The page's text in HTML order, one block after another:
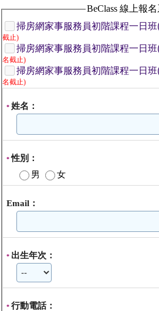
BeClass 線上報
掃房網家事服務員初階課程一日
截止)
掃房網家事服務員初階課程一日
名截止)
掃房網家事服務員初階課程一日
名截止)
*姓名：
*性別：
男
女
Email：
* 出生年次：
*行動電話：